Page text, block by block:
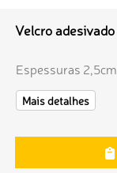
Velcro adesivado
Espessuras
Mais detalhes